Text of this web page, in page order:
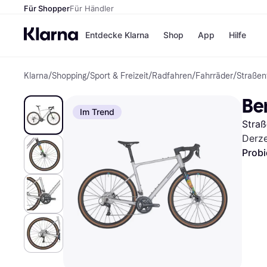
Für ShopperFür Händler
Entdecke Klarna
Zahlungsmethoden
Bezahle in bis zu 30
Tagen
Ratenzahlung
Shop
Shops
H&M
Temu
App Hilfe
Klarna/Shopping/Sport & Freizeit/Radfahren/Fahrräder/
Im Trend